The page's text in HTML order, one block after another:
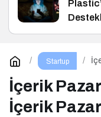
Startup
İçerik
İçerik